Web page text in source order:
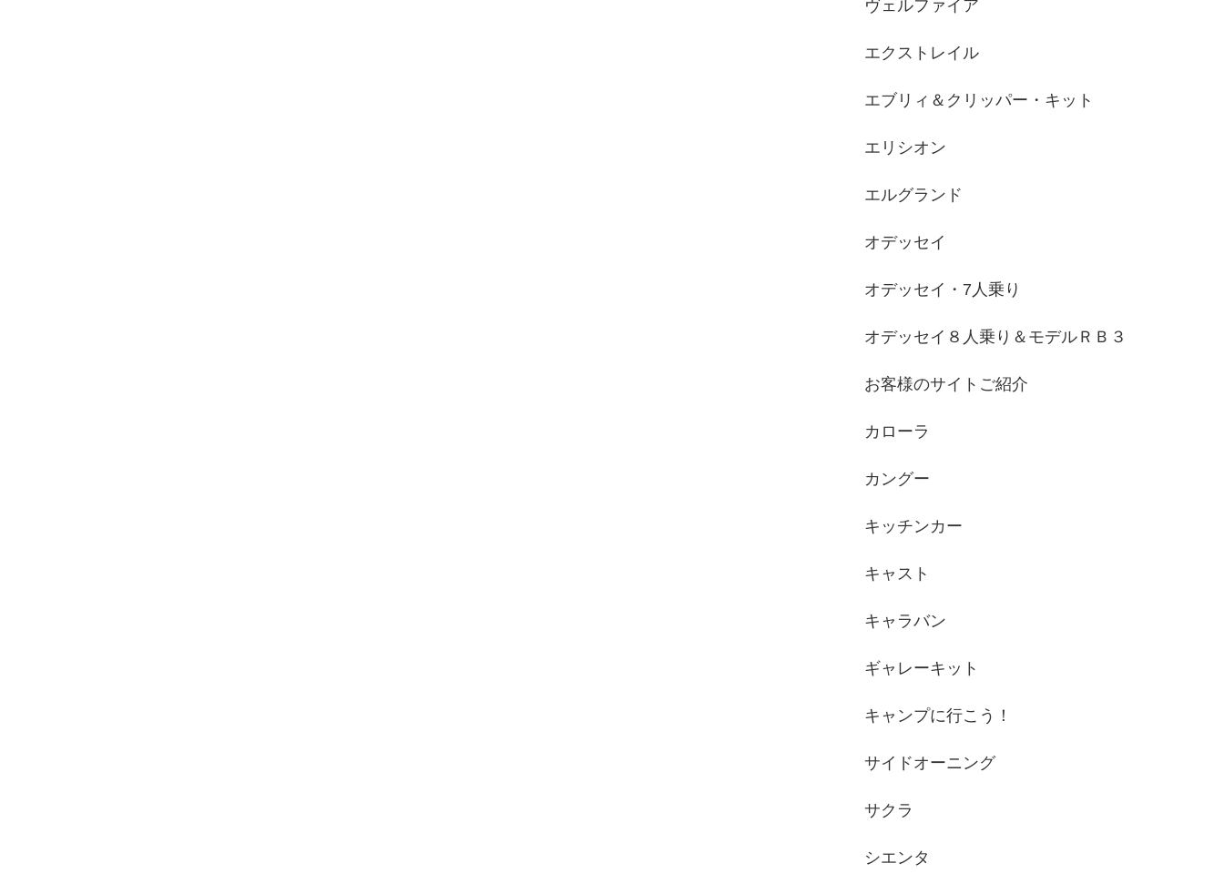
ヴェルファイア
エクストレイル
エブリィ＆クリッパー・キット
エリシオン
エルグランド
オデッセイ
オデッセイ・7人乗り
オデッセイ８人乗り＆モデルＲＢ３
お客様のサイトご紹介
カローラ
カングー
キッチンカー
キャスト
キャラバン
ギャレーキット
キャンプに行こう！
サイドオーニング
サクラ
シエンタ